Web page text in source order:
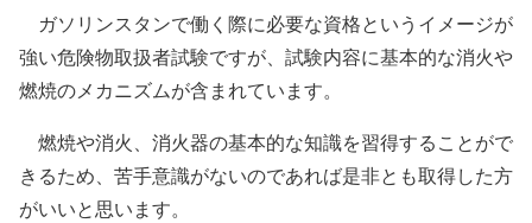
ガソリンスタンで働く際に必要な資格というイメージが
強い危険物取扱者試験ですが、試験内容に基本的な消火や
燃焼のメカニズムが含まれています。
燃焼や消火、消火器の基本的な知識を習得することがで
きるため、苦手意識がないのであれば是非とも取得した方
がいいと思います。